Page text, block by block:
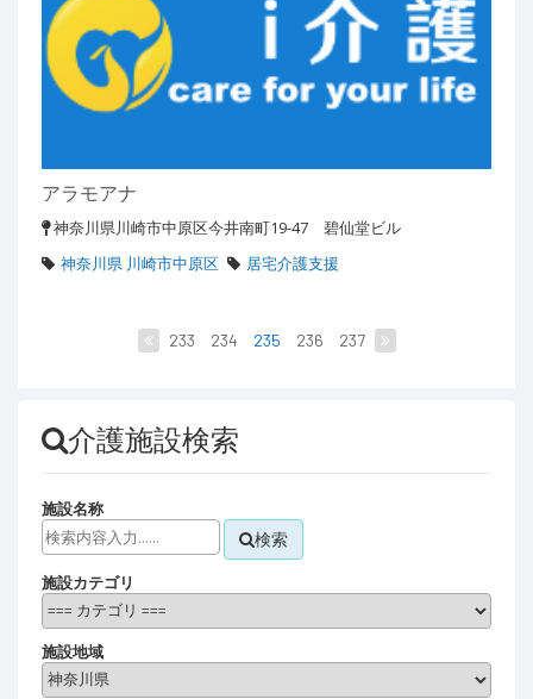
アラモアナ
神奈川県川崎市中原区今井南町19-47 碧仙堂ビル
神奈川県 川崎市中原区
居宅介護支援
233 234 235 236 237
介護施設検索
施設名称
検索
施設カテゴリ
施設地域